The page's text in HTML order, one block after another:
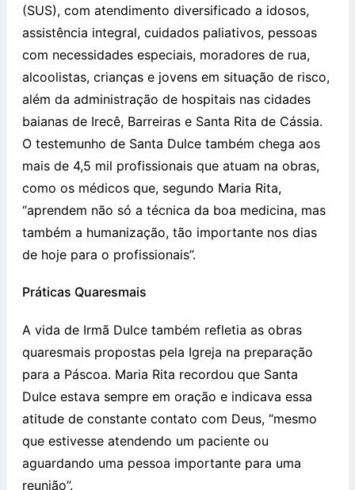
(SUS), com atendimento diversificado a idosos,
assistência integral, cuidados paliativos, pessoas
com necessidades especiais, moradores de rua,
alcoolistas, crianças e jovens em situação de risco,
além da administração de hospitais nas cidades
baianas de Irecê, Barreiras e Santa Rita de Cássia.
O testemunho de Santa Dulce também chega aos
mais de 4,5 mil profissionais que atuam na obras,
como os médicos que, segundo Maria Rita,
“aprendem não só a técnica da boa medicina, mas
também a humanização, tão importante nos dias
de hoje para o profissionais”.
Práticas Quaresmais
A vida de Irmã Dulce também refletia as obras
quaresmais propostas pela Igreja na preparação
para a Páscoa. Maria Rita recordou que Santa
Dulce estava sempre em oração e indicava essa
atitude de constante contato com Deus, “mesmo
que estivesse atendendo um paciente ou
aguardando uma pessoa importante para uma
reunião”.